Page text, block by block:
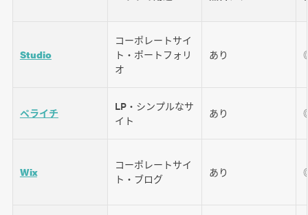
Studio
コーポレートサイ
ト・ポートフォリ
オ
あり
ペライチ
LP・シンプルなサ
イト
あり
Wix
コーポレートサイ
ト・ブログ
あり